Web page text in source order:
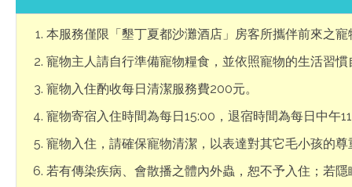
本服務僅限「墾丁夏都沙灘酒店」房客所攜伴前來之
寵物主人請自行準備寵物糧食，並依照寵物的生活習
寵物入住酌收每日清潔服務費200元。
寵物寄宿入住時間為每日15:00，退宿時間為每日中午
寵物入住，請確保寵物清潔，以表達對其它毛小孩的尊
若有傳染疾病、會散播之體內外蟲，恕不予入住；若